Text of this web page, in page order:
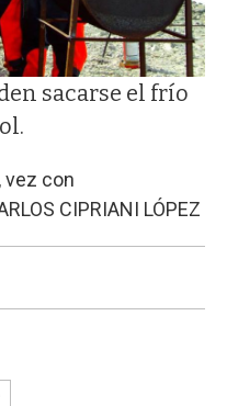
sacarse el frío
vez con
CIPRIANI LÓPEZ